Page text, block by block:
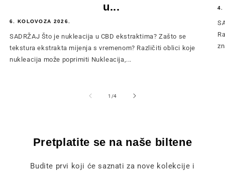
u...
6. KOLOVOZA 2026.
SADRŽAJ Što je nukleacija u CBD ekstraktima? Zašto se
tekstura ekstrakta mijenja s vremenom? Različiti oblici koje
nukleacija može poprimiti Nukleacija,...
4.
1 /od
4
Pretplatite se na naše biltene
Budite prvi koji će saznati za nove kolekcije i